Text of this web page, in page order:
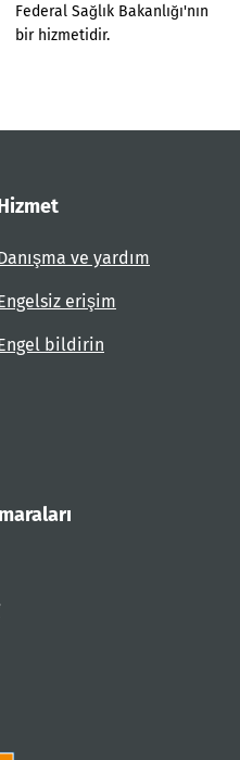
Federal Sağlık Bakanlığı'nın
bir hizmetidir.
ve yardım
erişim
bildirin